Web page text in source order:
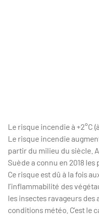
Le risque incendie à +2°C
Le risque incendie
partir du milieu du siècle.
Suède a connu en 2018
Ce risque est dû à la fois
l’inflammabilité des
les insectes ravageurs des
conditions météo. C’est le